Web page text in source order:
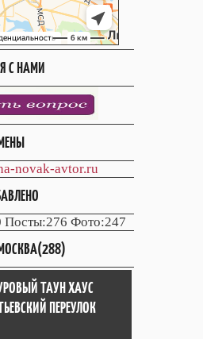
С НАМИ
novak-avtor.ru
Посты:276 Фото:247
ТАУН ХАУС
ПЕРЕУЛОК